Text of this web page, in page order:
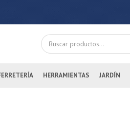
HERRAMIENTAS JARDÍN